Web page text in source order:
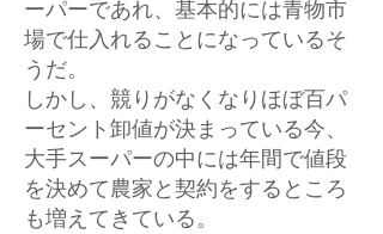
ーパーであれ、基本的には青物市
場で仕入れることになっているそ
うだ。
しかし、競りがなくなりほぼ百パ
ーセント卸値が決まっている今、
大手スーパーの中には年間で値段
を決めて農家と契約をするところ
も増えてきている。